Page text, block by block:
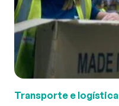
Transporte e logística